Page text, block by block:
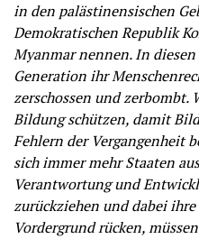
in den palästinensischen
Demokratischen Republik
Myanmar nennen. In
Generation ihr
zerschossen und zerbombt.
Bildung schützen, damit
Fehlern der Vergangenheit
sich immer mehr Staaten
Verantwortung und
zurückziehen und dabei
Vordergrund rücken,